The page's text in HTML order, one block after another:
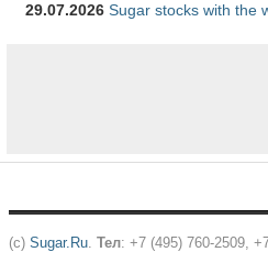
29.07.2026 Sugar stocks with the
(c) Sugar.Ru. Тел: +7 (495) 760-2509,